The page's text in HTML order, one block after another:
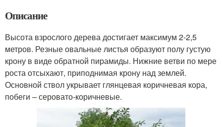
Описание
Высота взрослого дерева достигает максимум 2-2,5
метров. Резные овальные листья образуют полу густую
крону в виде обратной пирамиды. Нижние ветви по мере
роста отсыхают, приподнимая крону над землей.
Основной ствол укрывает глянцевая коричневая кора,
побеги – серовато-коричневые.